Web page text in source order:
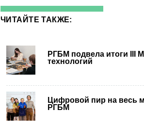
ЧИТАЙТЕ ТАКЖЕ:
РГБМ подвела итоги III
технологий
Цифровой пир на весь
РГБМ